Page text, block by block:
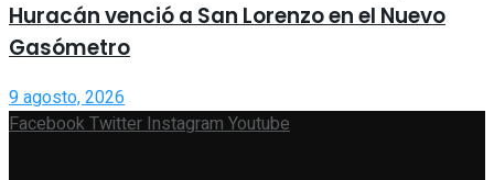
Huracán venció a San Lorenzo en el Nuevo
Gasómetro
9 agosto, 2026
FacebookTwitterInstagramYoutube